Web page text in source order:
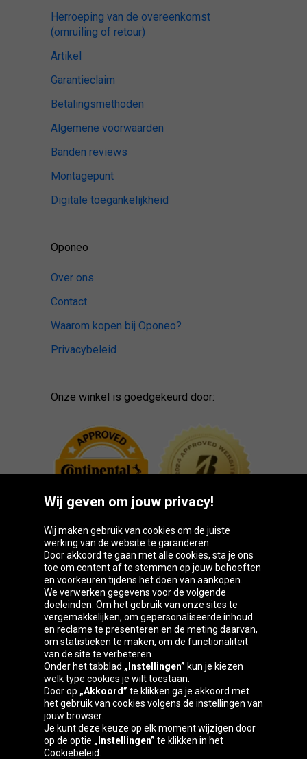
Herroeping van de overeenkomst
(omruiling of retour)
Artikel
Garantieclaim
Betalingsmethoden
Algemene voorwaarden
Banden reviews
Montagepunt
Digitale toegankelijkheid
Oponeo
Over ons
Contact
Waarom kopen bij Oponeo?
Privacybeleid
Onze winkel is goedgekeurd door:
Oponeo-groep
Česká
republika
Deutschland Éire España
France Italia Magyarország Nederland
Österreich
Wij geven om jouw privacy!
Wij maken gebruik van cookies om de juiste
werking van de website te garanderen.
Door akkoord te gaan met alle cookies, sta je ons
toe om content af te stemmen op jouw behoeften
en voorkeuren tijdens het doen van aankopen.
We verwerken gegevens voor de volgende
doeleinden: Om het gebruik van onze sites te
vergemakkelijken, om gepersonaliseerde inhoud
en reclame te presenteren en de meting daarvan,
om statistieken te maken, om de functionaliteit
van de site te verbeteren.
Onder het tabblad „Instellingen” kun je kiezen
welk type cookies je wilt toestaan.
Door op „Akkoord” te klikken ga je akkoord met
het gebruik van cookies volgens de instellingen van
jouw browser.
Je kunt deze keuze op elk moment wijzigen door
op de optie „Instellingen” te klikken in het
Cookiebeleid.